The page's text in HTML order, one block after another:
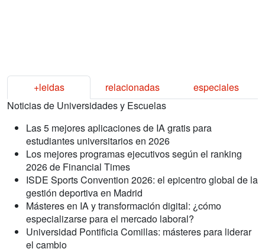
+leidas relacionadas
especiales
Noticias de Universidades y Escuelas
Las 5 mejores aplicaciones de IA gratis para
estudiantes universitarios en 2026
Los mejores programas ejecutivos según el ranking
2026 de Financial Times
ISDE Sports Convention 2026: el epicentro global de la
gestión deportiva en Madrid
Másteres en IA y transformación digital: ¿cómo
especializarse para el mercado laboral?
Universidad Pontificia Comillas: másteres para liderar
el cambio